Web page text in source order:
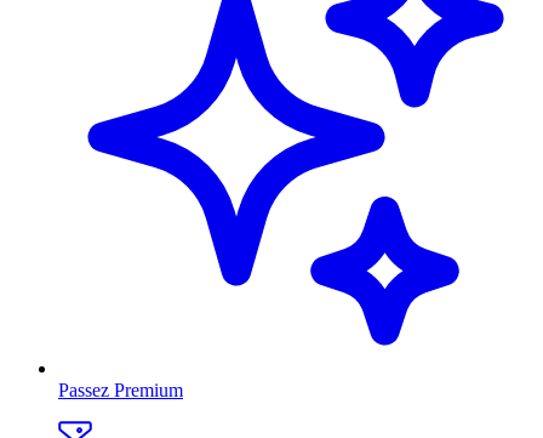
Passez Premium